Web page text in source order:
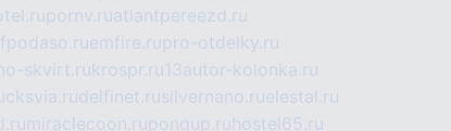
pornv.ruatlantpereezd.ru
fpodaso.ruemfire.rupro-otdelky.ru
skvirt.rukrospr.ru13autor-kolonka.ru
delfinet.rusilvernano.ruelestal.ru
miraclecoon.rupongup.ru hostel65.ru